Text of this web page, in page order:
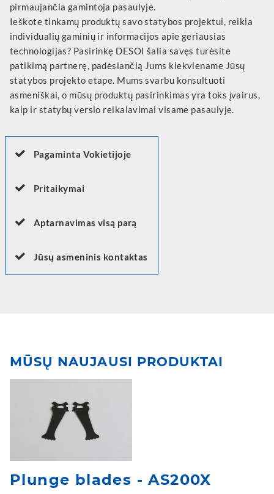
pirmaujančia gamintoja pasaulyje.
Ieškote tinkamų produktų savo statybos projektui, reikia
individualių gaminių ir informacijos apie geriausias
technologijas? Pasirinkę DESOI šalia savęs turėsite
patikimą partnerę, padėsiančią Jums kiekviename Jūsų
statybos projekto etape. Mums svarbu konsultuoti
asmeniškai, o mūsų produktų pasirinkimas yra toks įvairus,
kaip ir statybų verslo reikalavimai visame pasaulyje.
Pagaminta Vokietijoje
Pritaikymai
Aptarnavimas visą parą
Jūsų asmeninis kontaktas
MŪSŲ NAUJAUSI PRODUKTAI
Plunge blades - AS200X